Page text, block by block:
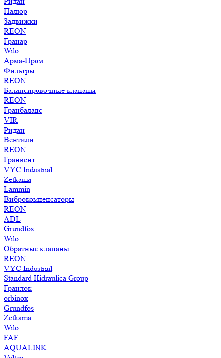
Палюр
Задвижки
REON
Гранар
Wilo
Арма-Пром
Фильтры
REON
Балансировочные клапаны
REON
Гранбаланс
VIR
Ридан
Вентили
REON
Гранвент
VYC Industrial
Zetkama
Lammin
Виброкомпенсаторы
REON
ADL
Grundfos
Wilo
Обратные клапаны
REON
VYC Industrial
Standard Hidraulica Group
Гранлок
orbinox
Grundfos
Zetkama
Wilo
FAF
AQUALINK